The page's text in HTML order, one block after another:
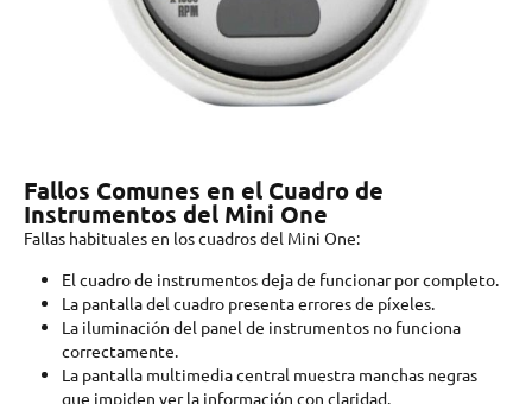
Fallos Comunes en el Cuadro de
Instrumentos del Mini One
Fallas habituales en los cuadros del Mini One:
El cuadro de instrumentos deja de funcionar por completo.
La pantalla del cuadro presenta errores de píxeles.
La iluminación del panel de instrumentos no funciona
correctamente.
La pantalla multimedia central muestra manchas negras
que impiden ver la información con claridad.